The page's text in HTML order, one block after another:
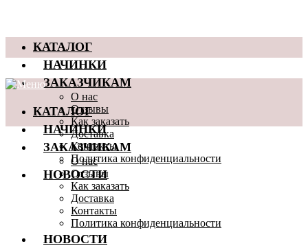
КАТАЛОГ
НАЧИНКИ
ЗАКАЗЧИКАМ
О нас
Отзывы
Как заказать
Доставка
Контакты
Политика конфиденциальности
НОВОСТИ
КАТАЛОГ
НАЧИНКИ
ЗАКАЗЧИКАМ
О нас
Отзывы
Как заказать
Доставка
Контакты
Политика конфиденциальности
НОВОСТИ